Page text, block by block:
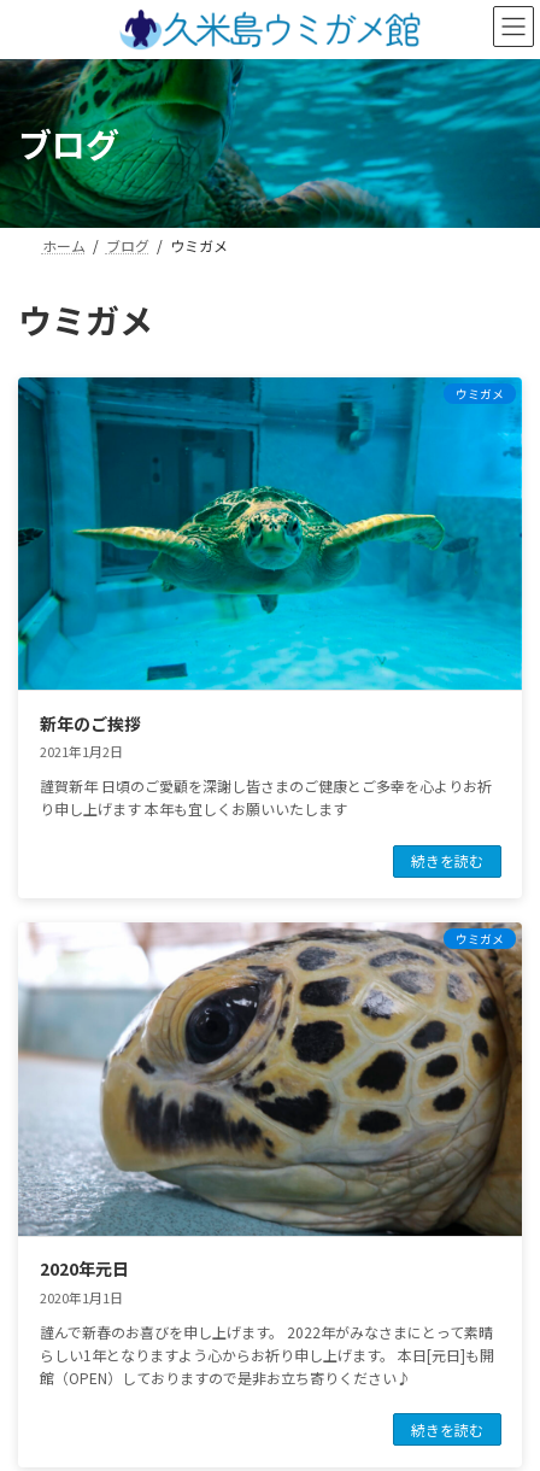
テ
キ
ッ
プ
ゲ
に
移
動
ブログ
ホーム ブログ ウミガメ
ウミガメ
ウミガメ
新年のご挨拶
2021年1月2日
謹賀新年 日頃のご愛顧を深謝し皆さまのご健康とご多幸を心よりお祈
り申し上げます 本年も宜しくお願いいたします
続きを読む
ウミガメ
2020年元日
2020年1月1日
謹んで新春のお喜びを申し上げます。 2022年がみなさまにとって素晴
らしい1年となりますよう心からお祈り申し上げます。 本日[元日]も開
館（OPEN）しておりますので是非お立ち寄りください♪
続きを読む